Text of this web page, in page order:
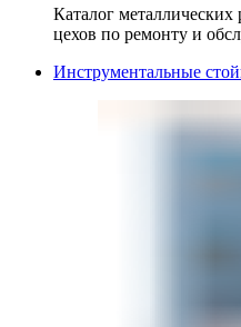
Каталог
цехов по ремонту и
Инструментальные